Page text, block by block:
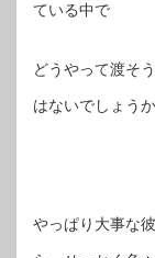
ている中で
どうやって渡そ
はないでしょうか
やっぱり大事な